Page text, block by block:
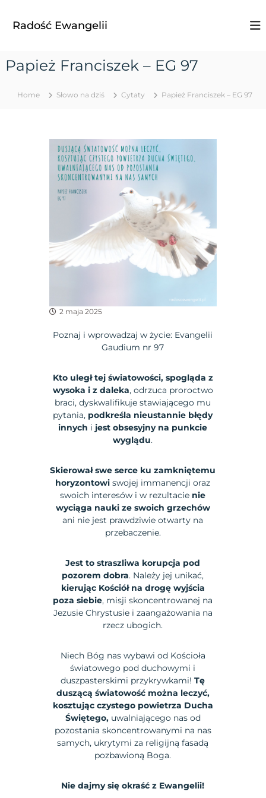
Radość Ewangelii
Papież Franciszek – EG 97
Home Słowo na dziś Cytaty Papież Franciszek – EG 97
2 maja 2025
Poznaj i wprowadzaj w życie: Evangelii
Gaudium nr 97
Kto uległ tej światowości, spogląda z
wysoka i z daleka, odrzuca proroctwo
braci, dyskwalifikuje stawiającego mu
pytania, podkreśla nieustannie błędy
innych i jest obsesyjny na punkcie
wyglądu.
Skierował swe serce ku zamkniętemu
horyzontowi swojej immanencji oraz
swoich interesów i w rezultacie nie
wyciąga nauki ze swoich grzechów
ani nie jest prawdziwie otwarty na
przebaczenie.
Jest to straszliwa korupcja pod
pozorem dobra. Należy jej unikać,
kierując Kościół na drogę wyjścia
poza siebie, misji skoncentrowanej na
Jezusie Chrystusie i zaangażowania na
rzecz ubogich.
Niech Bóg nas wybawi od Kościoła
światowego pod duchowymi i
duszpasterskimi przykrywkami!Tę
duszącą światowość można leczyć,
kosztując czystego powietrza Ducha
Świętego,uwalniającego nas od
pozostania skoncentrowanymi na nas
samych, ukrytymi za religijną fasadą
pozbawioną Boga.
Nie dajmy się okraść z Ewangelii!